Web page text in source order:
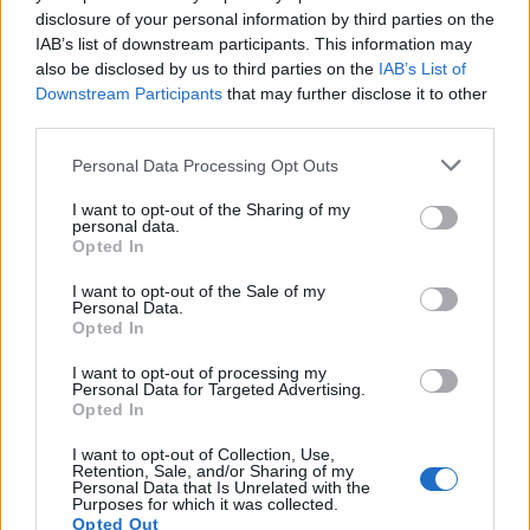
disclosure of your personal information by third parties on the
IAB’s list of downstream participants. This information may
also be disclosed by us to third parties on the IAB’s List of
Downstream Participants that may further disclose it to other
Personal Data Processing Opt Outs
I want to opt-out of the Sharing of my
personal data.
Opted In
I want to opt-out of the Sale of my
Personal Data.
Opted In
I want to opt-out of processing my
Personal Data for Targeted Advertising.
Opted In
I want to opt-out of Collection, Use,
Retention, Sale, and/or Sharing of my
Personal Data that Is Unrelated with the
Purposes for which it was collected.
Opted Out
Роковите за одобрување на тип во Бирото за
метрологија ќе бидат скратени двојно, за
побрза и поефикасна постапка, цените на
услугите од Биро за метрологија ќе се
регулираат со нов правилник, а потврдите за
исполнетост на техничките карактеристики кај
© Vecer.mk, правата за текстот се на редакцијата
„СПУШТЕТЕ ГИ ЦЕНИТЕ НА
ГОРИВОТО ВЕДНАШ“ - Трамп им
ЦАРИНИТЕ НА ТРАМП ЗАВРИШИЈА
покренаа тужба